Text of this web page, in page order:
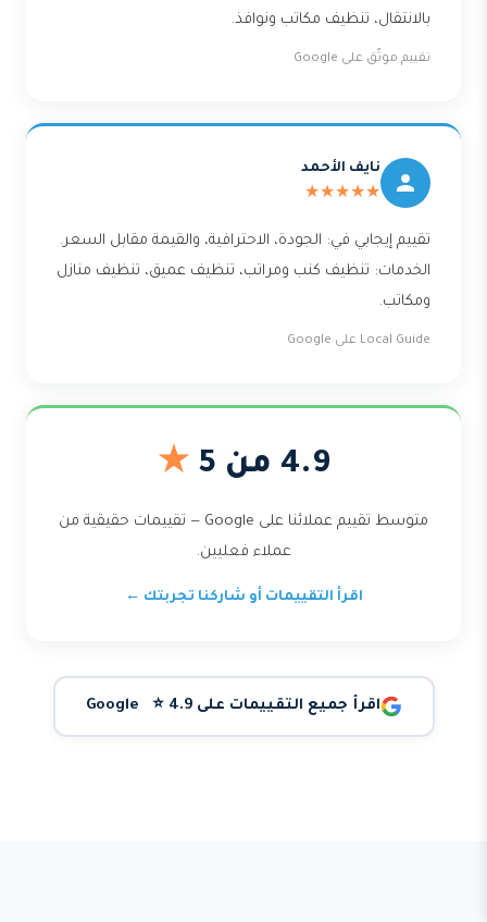
بالانتقال، تنظيف مكاتب ونوافذ.
تقييم موثّق على Google
نايف الأحمد
★★★★★
تقييم إيجابي في: الجودة، الاحترافية، والقيمة مقابل السعر.
الخدمات: تنظيف كنب ومراتب، تنظيف عميق، تنظيف منازل
ومكاتب.
Local Guide على Google
4.9 من 5 ★
متوسط تقييم عملائنا على Google — تقييمات حقيقية من
عملاء فعليين.
اقرأ التقييمات أو شاركنا تجربتك ←
اقرأ جميع التقييمات على Google ⭐ 4.9